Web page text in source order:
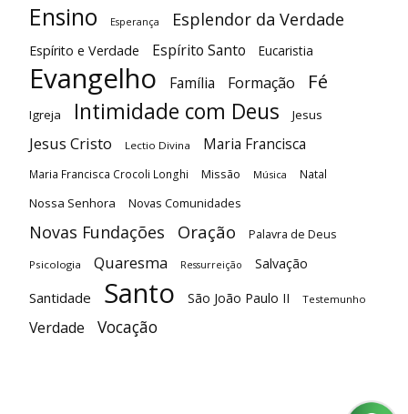
Ensino Esperança Esplendor da Verdade
Espírito e Verdade Espírito Santo Eucaristia
Evangelho Família Formação Fé
Igreja Intimidade com Deus Jesus
Jesus Cristo Lectio Divina Maria Francisca
Maria Francisca Crocoli Longhi Missão Música Natal
Nossa Senhora Novas Comunidades
Novas Fundações Oração Palavra de Deus
Psicologia Quaresma Ressurreição Salvação
Santidade Santo São João Paulo II Testemunho
Verdade Vocação